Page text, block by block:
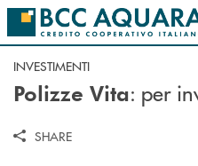
Salta al contenuto principale
INVESTIMENTI
Polizze Vita: per
SHARE